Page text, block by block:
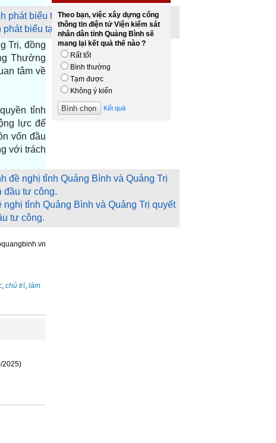
biểu tại cuộc làm việc.
Trị, đồng
Thường
tâm về
tỉnh
lực để
vốn đầu
với trách
tỉnh Quảng Bình và Quảng Trị quyết
tư công.
, chủ trì, làm
2025)
Theo bạn, việc xây dựng cổng
thông tin điện tử Viện kiểm sát
nhân dân tỉnh Quảng Bình sẽ
mang lại kết quả thế nào ?
Rất tốt
Bình thường
Tạm được
Không ý kiến
Kết quả